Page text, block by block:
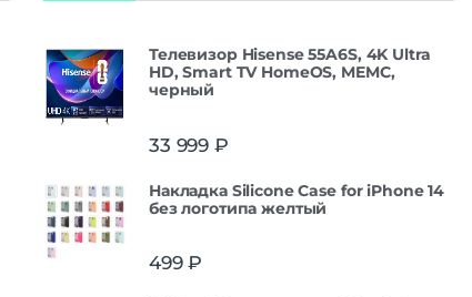
Телевизор Hisense 55A6S, 4K Ultra
HD, Smart TV HomeOS, MEMC,
черный
33 999 ₽
Накладка Silicone Case for iPhone 14
без логотипа желтый
499₽